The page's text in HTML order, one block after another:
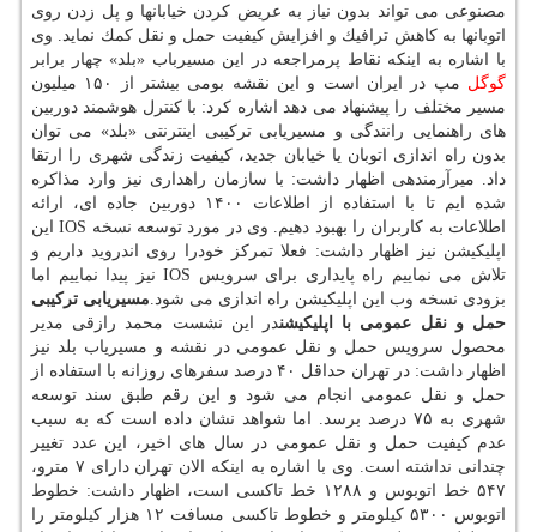
مصنوعی می تواند بدون نیاز به عریض كردن خیابانها و پل زدن روی
اتوبانها به كاهش ترافیك و افزایش كیفیت حمل و نقل كمك نماید. وی
با اشاره به اینكه نقاط پرمراجعه در این مسیرباب «بلد» چهار برابر
گوگل
مپ در ایران است و این نقشه بومی بیشتر از ۱۵۰ میلیون
مسیر مختلف را پیشنهاد می دهد اشاره كرد: با كنترل هوشمند دوربین
های راهنمایی رانندگی و مسیریابی تركیبی اینترنتی «بلد» می توان
بدون راه اندازی اتوبان یا خیابان جدید، كیفیت زندگی شهری را ارتقا
داد. میرآرمندهی اظهار داشت: با سازمان راهداری نیز وارد مذاكره
شده ایم تا با استفاده از اطلاعات ۱۴۰۰ دوربین جاده ای، ارائه
اطلاعات به كاربران را بهبود دهیم. وی در مورد توسعه نسخه IOS این
اپلیكیشن نیز اظهار داشت: فعلا تمركز خودرا روی اندروید داریم و
تلاش می نماییم راه پایداری برای سرویس IOS نیز پیدا نماییم اما
بزودی نسخه وب این اپلیكیشن راه اندازی می شود. مسیریابی تركیبی
حمل و نقل عمومی با اپلیكیشندر این نشست محمد رازقی مدیر
محصول سرویس حمل و نقل عمومی در نقشه و مسیریاب بلد نیز
اظهار داشت: در تهران حداقل ۴۰ درصد سفرهای روزانه با استفاده از
حمل و نقل عمومی انجام می شود و این رقم طبق سند توسعه
شهری به ۷۵ درصد برسد. اما شواهد نشان داده است كه به سبب
عدم كیفیت حمل و نقل عمومی در سال های اخیر، این عدد تغییر
چندانی نداشته است. وی با اشاره به اینكه الان تهران دارای ۷ مترو،
۵۴۷ خط اتوبوس و ۱۲۸۸ خط تاكسی است، اظهار داشت: خطوط
اتوبوس ۵۳۰۰ كیلومتر و خطوط تاكسی مسافت ۱۲ هزار كیلومتر را